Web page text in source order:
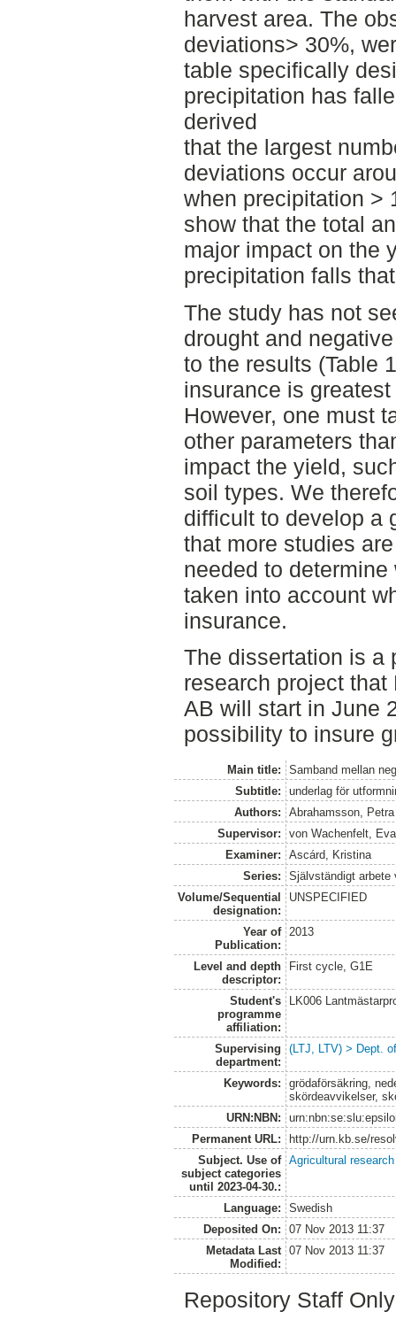
harvest area. The
deviations> 30%,
table specifically
precipitation has
derived
that the largest
deviations occur
when precipitation >
show that the total
major impact on the
precipitation falls
The study has not
drought and
to the results (Table
insurance is
However, one must
other parameters
impact the yield,
soil types. We
difficult to develop a
that more studies are
needed to
taken into account
insurance.
The dissertation is a
research project
AB will start in June
possibility to insure
Main title:
Samband mellan
Subtitle:
underlag för
Authors:
Abrahamsson, Petra
Supervisor:
von Wachenfelt, Eva
Examiner:
Ascárd, Kristina
Series:
Självständigt arbete
Volume/Sequential
designation:
UNSPECIFIED
Year of
Publication:
2013
Level and depth
descriptor:
First cycle, G1E
Student's
programme
affiliation:
LK006
Supervising
department:
(LTJ, LTV) > Dept.
Keywords:
grödaförsäkring,
skördeavvikelser,
URN:NBN:
Permanent URL:
http://urn.kb.se/
Subject. Use of
subject categories
until 2023-04-30.:
Agricultural research
Language:
Swedish
Deposited On:
07 Nov 2013 11:37
Metadata Last
Modified:
07 Nov 2013 11:37
Repository Staff